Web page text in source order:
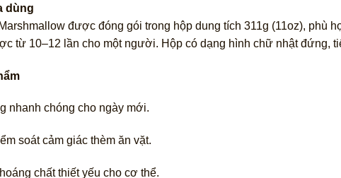
dùng
được đóng gói trong hộp dung tích 311g (11oz),
từ 10–12 lần cho một người. Hộp có dạng hình chữ nhật đứng,
nhanh chóng cho ngày mới.
soát cảm giác thèm ăn vặt.
chất thiết yếu cho cơ thể.